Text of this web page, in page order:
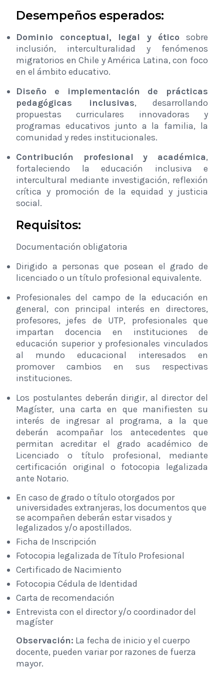
Desempeños esperados:
Dominio conceptual, legal y ético sobre
inclusión, interculturalidad y fenómenos
migratorios en Chile y América Latina, con foco
en el ámbito educativo.
Diseño e implementación de prácticas
pedagógicas inclusivas, desarrollando
propuestas curriculares innovadoras y
programas educativos junto a la familia, la
comunidad y redes institucionales.
Contribución profesional y académica,
fortaleciendo la educación inclusiva e
intercultural mediante investigación, reflexión
crítica y promoción de la equidad y justicia
social.
Requisitos:
Documentación obligatoria
Dirigido a personas que posean el grado de
licenciado o un título profesional equivalente.
Profesionales del campo de la educación en
general, con principal interés en directores,
profesores, jefes de UTP, profesionales que
impartan docencia en instituciones de
educación superior y profesionales vinculados
al mundo educacional interesados en
promover cambios en sus respectivas
instituciones.
Los postulantes deberán dirigir, al director del
Magíster, una carta en que manifiesten su
interés de ingresar al programa, a la que
deberán acompañar los antecedentes que
permitan acreditar el grado académico de
Licenciado o título profesional, mediante
certificación original o fotocopia legalizada
ante Notario.
En caso de grado o título otorgados por
universidades extranjeras, los documentos que
se acompañen deberán estar visados y
legalizados y/o apostillados.
Ficha de Inscripción
Fotocopia legalizada de Título Profesional
Certificado de Nacimiento
Fotocopia Cédula de Identidad
Carta de recomendación
Entrevista con el director y/o coordinador del
magíster
Observación: La fecha de inicio y el cuerpo
docente, pueden variar por razones de fuerza
mayor.